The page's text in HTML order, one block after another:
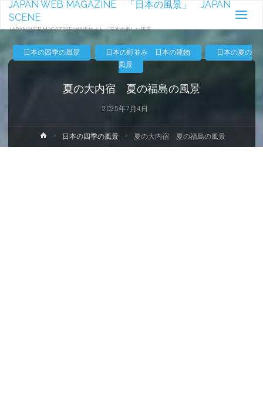
JAPAN WEB MAGAZINE 「日本の風景」 JAPAN
SCENE
JAPAN WEB MAGAZINEの特設サイト「日本の美しい風景」-
夏の大内宿 夏の福島の風景
2025年7月4日
日本の四季の風景 日本の町並み 日本の建物
日本の夏の
風景
ホ
ー
日本の四季の風景 夏の大内宿 夏の福島の風景